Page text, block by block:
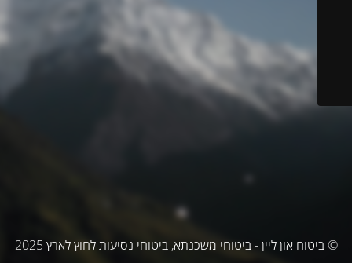
© ביטוח און ליין - ביטוחי משכנתא, ביטוחי נסיעות לחוץ לארץ 2025